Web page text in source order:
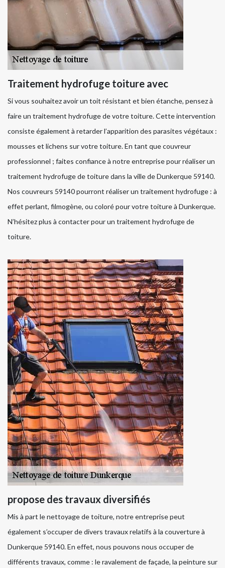
Traitement hydrofuge toiture avec
Si vous souhaitez avoir un toit résistant et bien étanche, pensez à
faire un traitement hydrofuge de votre toiture. Cette intervention
consiste également à retarder l’apparition des parasites végétaux :
mousses et lichens sur votre toiture. En tant que couvreur
professionnel ; faites confiance à notre entreprise pour réaliser un
traitement hydrofuge de toiture dans la ville de Dunkerque 59140.
Nos couvreurs 59140 pourront réaliser un traitement hydrofuge : à
effet perlant, filmogène, ou coloré pour votre toiture à Dunkerque.
N’hésitez plus à contacter pour un traitement hydrofuge de
toiture.
propose des travaux diversifiés
Mis à part le nettoyage de toiture, notre entreprise peut
également s’occuper de divers travaux relatifs à la couverture à
Dunkerque 59140. En effet, nous pouvons nous occuper de
différents travaux, comme : le ravalement de façade, la peinture sur